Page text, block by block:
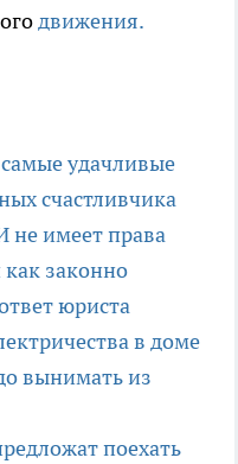
движения.
удачливые
счастливчика
не имеет права
законно
юриста
в доме
вынимать из
поехать